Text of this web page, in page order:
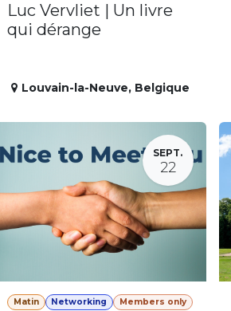
Luc Vervliet | Un livre
qui dérange
Louvain-la-Neuve, Belgique
SEPT.
22
Matin Networking Members only